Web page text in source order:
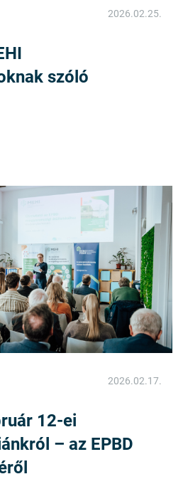
2026.02.25.
szóló
2026.02.17.
12-ei
– az EPBD